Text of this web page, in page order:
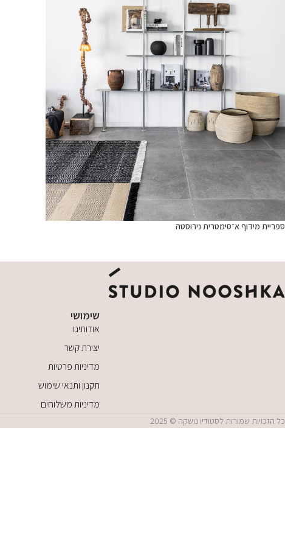
ספריית מידוף א־סימטרית נירוסטה
שימושי
אודותינו
יצירת קשר
מדיניות פרטיות
תקנון ותנאי שימוש
מדיניות משלוחים
כל הזכויות שמורות לסטודיו נושקה © 2025